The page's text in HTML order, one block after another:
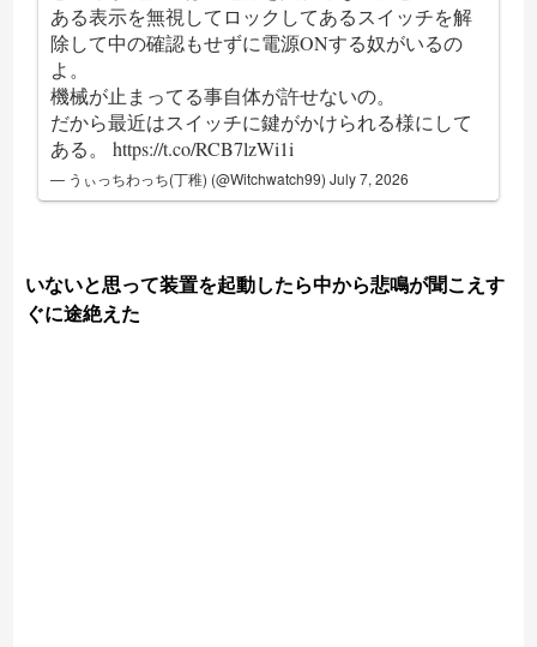
ある表示を無視してロックしてあるスイッチを解
除して中の確認もせずに電源ONする奴がいるの
よ。
機械が止まってる事自体が許せないの。
だから最近はスイッチに鍵がかけられる様にして
ある。https://t.co/RCB7lzWi1i
— うぃっちわっち(丁稚) (@Witchwatch99)July 7, 2026
いないと思って装置を起動したら中から悲鳴が聞こえす
ぐに途絶えた